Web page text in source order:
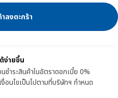
ลงตะกร้า
ง่ายขึ้น
ชำระสินค้าในอัตราดอกเบี้ย 0%
อนไขเป็นไปตามที่บริษัทฯ กำหนด